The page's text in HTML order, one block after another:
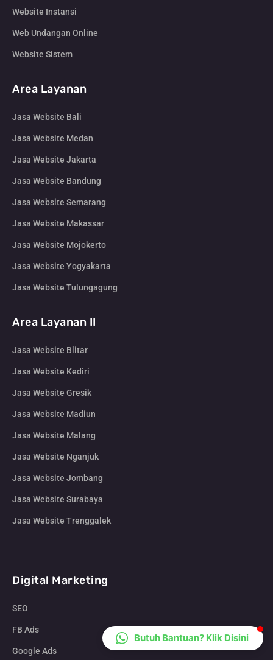
Butuh Bantuan? Klik Disini
Website Instansi
Web Undangan Online
Website Sistem
Area Layanan
Jasa Website Bali
Jasa Website Medan
Jasa Website Jakarta
Jasa Website Bandung
Jasa Website Semarang
Jasa Website Makassar
Jasa Website Mojokerto
Jasa Website Yogyakarta
Jasa Website Tulungagung
Area Layanan II
Jasa Website Blitar
Jasa Website Kediri
Jasa Website Gresik
Jasa Website Madiun
Jasa Website Malang
Jasa Website Nganjuk
Jasa Website Jombang
Jasa Website Surabaya
Jasa Website Trenggalek
Digital Marketing
SEO
FB Ads
Google Ads